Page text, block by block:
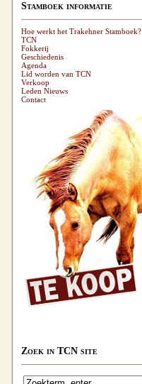
Stamboek informatie
Hoe werkt het Trakehner Stamboek?
TCN
Fokkerij
Geschiedenis
Agenda
Lid worden van TCN
Verkoop
Leden Nieuws
Contact
Zoek in TCN site